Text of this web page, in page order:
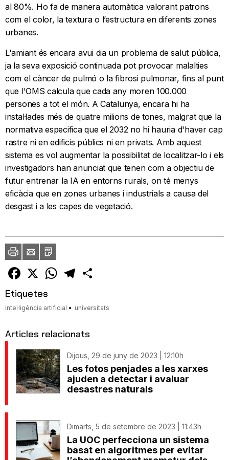
al 80%. Ho fa de manera automàtica valorant patrons
com el color, la textura o l’estructura en diferents zones
urbanes.
L'amiant és encara avui dia un problema de salut pública,
ja la seva exposició continuada pot provocar malalties
com el càncer de pulmó o la fibrosi pulmonar, fins al punt
que l'OMS calcula que cada any moren 100.000
persones a tot el món. A Catalunya, encara hi ha
instal·lades més de quatre milions de tones, malgrat que la
normativa especifica que el 2032 no hi hauria d'haver cap
rastre ni en edificis públics ni en privats. Amb aquest
sistema es vol augmentar la possibilitat de localitzar-lo i els
investigadors han anunciat que tenen com a objectiu de
futur entrenar la IA en entorns rurals, on té menys
eficàcia que en zones urbanes i industrials a causa del
desgast i a les capes de vegetació.
ImprimirEnvia
un
amic
PDF
Facebook
X WhatsAppTelegram
Etiquetes
intel·ligència artificial universitats
Articles relacionats
Dijous, 29 de juny de 2023 | 12:10h
Les fotos penjades a les xarxes
ajuden a detectar i avaluar
desastres naturals
Dimarts, 5 de setembre de 2023 | 11:43h
La UOC perfecciona un sistema
basat en algoritmes per evitar